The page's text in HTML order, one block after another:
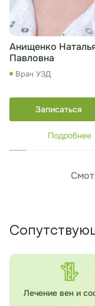
Анищенко
Павловна
Врач УЗД
Записаться
Подробнее
Лечение вен и